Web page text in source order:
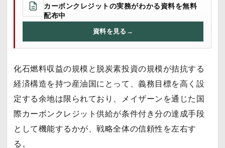
カーボンクレジットの実務がわかる資料を無料
配布中
資料を見る →
化石燃料収益の規模と脱炭素投資の規模が拮抗する
経済構造を持つ産油国にとって、義務目標を高く設
定する余地は限られており、メイザーンを通じた国
際カーボンクレジット供給が条件付き分の達成手段
として機能するかが、戦略全体の信頼性を左右す
る。